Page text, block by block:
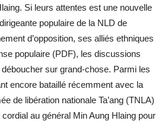
Si leurs attentes est une nouvelle
populaire de la NLD de
d’opposition, ses alliés ethniques
populaire (PDF), les discussions
sur grand-chose. Parmi les
encore bataillé récemment avec la
de libération nationale Ta’ang (TNLA)
au général Min Aung Hlaing pour